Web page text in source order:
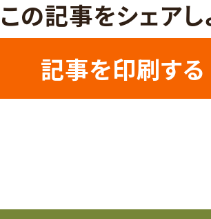
この記事をシェアし
記事を印刷する